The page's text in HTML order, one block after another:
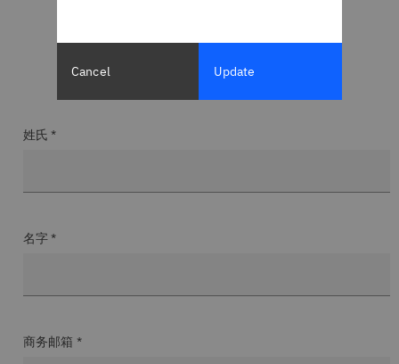
姓氏 *
名字 *
商务邮箱 *
Cancel Update